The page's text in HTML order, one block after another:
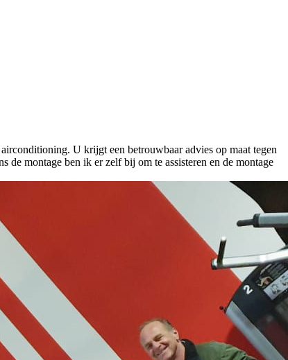
U krijgt een betrouwbaar advies op maat tegen
montage ben ik er zelf bij om te assisteren en de montage